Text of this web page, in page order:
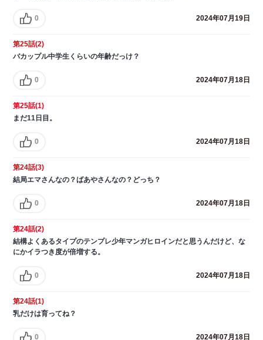
0 2024年07月19日
第25話(2)
バカップル中学生くらいの年齢だっけ？
0 2024年07月18日
第25話(1)
まだ11日目。
0 2024年07月18日
第24話(3)
結局エマさんなの？ばあやさんなの？どっち？
0 2024年07月18日
第24話(2)
結構よくあるタイプのテンプレ少年マンガヒロインだと思うんだけど、な
にかイラつき度が倍増する。
0 2024年07月18日
第24話(1)
乳だけは育ってね？
0 2024年07月18日